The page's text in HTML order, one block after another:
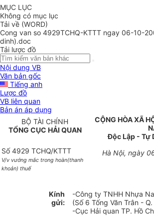
MỤC LỤC
Không có mục lục
Tải về (WORD)
Cong van so 4929TCHQ-KTTT ngay 06-10-
dinh).doc
Tải lược đồ
Nội dung VB
Văn bản gốc
Tiếng anh
Lược đồ
VB liên quan
Bản án áp dụng
BỘ TÀI CHÍNH
TỔNG CỤC HẢI QUAN
CỘNG HÒA XÃ
Độc Lập - Tự
Số 4929 TCHQ/KTTT
V/v vướng mắc trong hoàn(thanh
khoản) thuế
Hà Nội, ngày
Kính
gửi:
-Công ty TNHH Nhựa
(Số 6 Tống Văn Trân -
-Cục Hải quan TP. Hồ